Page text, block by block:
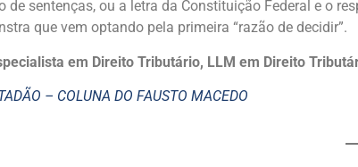
sentenças, ou a letra da Constituição Federal e o
que vem optando pela primeira “razão de decidir”.
em Direito Tributário, LLM em Direito
– COLUNA DO FAUSTO MACEDO